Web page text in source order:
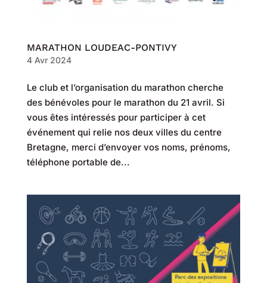
MARATHON LOUDEAC-PONTIVY
4 Avr 2024
Le club et l’organisation du marathon cherche
des bénévoles pour le marathon du 21 avril. Si
vous êtes intéressés pour participer à cet
événement qui relie nos deux villes du centre
Bretagne, merci d’envoyer vos noms, prénoms,
téléphone portable de...